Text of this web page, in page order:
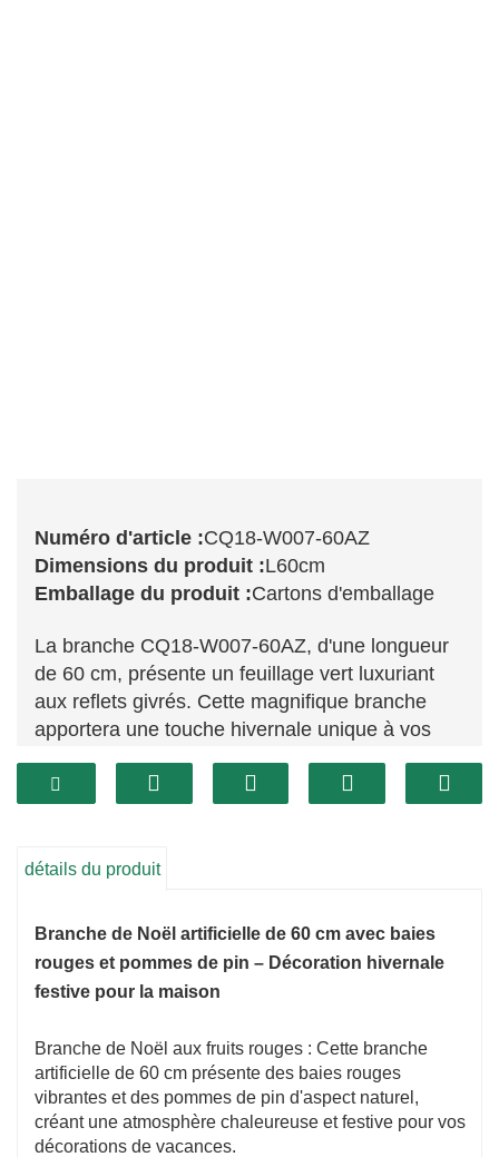
Numéro d'article :CQ18-W007-60AZ
Dimensions du produit :L60cm
Emballage du produit :Cartons d'emballage
La branche CQ18-W007-60AZ, d'une longueur
de 60 cm, présente un feuillage vert luxuriant
aux reflets givrés. Cette magnifique branche
apportera une touche hivernale unique à vos
festive idéale. Son aspect réaliste et ses
quelle composition.
détails du produit
Branche de Noël artificielle de 60 cm avec baies
rouges et pommes de pin – Décoration hivernale
festive pour la maison
Branche de Noël aux fruits rouges : Cette branche
artificielle de 60 cm présente des baies rouges
vibrantes et des pommes de pin d'aspect naturel,
créant une atmosphère chaleureuse et festive pour vos
décorations de vacances.